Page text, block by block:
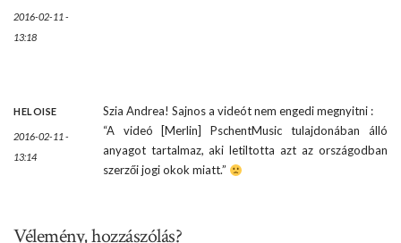
2016-02-11 -
13:18
HELOISE
2016-02-11 -
13:14
Szia Andrea! Sajnos a videót nem engedi megnyitni :
“A videó [Merlin] PschentMusic tulajdonában álló
anyagot tartalmaz, aki letiltotta azt az országodban
szerzői jogi okok miatt.”
Vélemény, hozzászólás?